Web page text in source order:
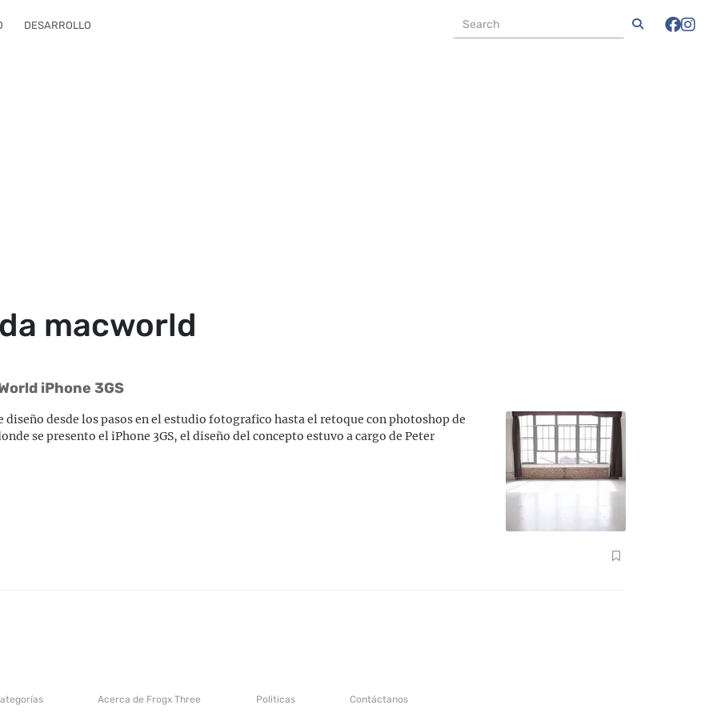
DESARROLLO
macworld
iPhone 3GS
desde los pasos en el estudio fotografico hasta el retoque con photoshop de
se presento el iPhone 3GS, el diseño del concepto estuvo a cargo de Peter
Acerca de Frogx Three Politicas Contáctanos